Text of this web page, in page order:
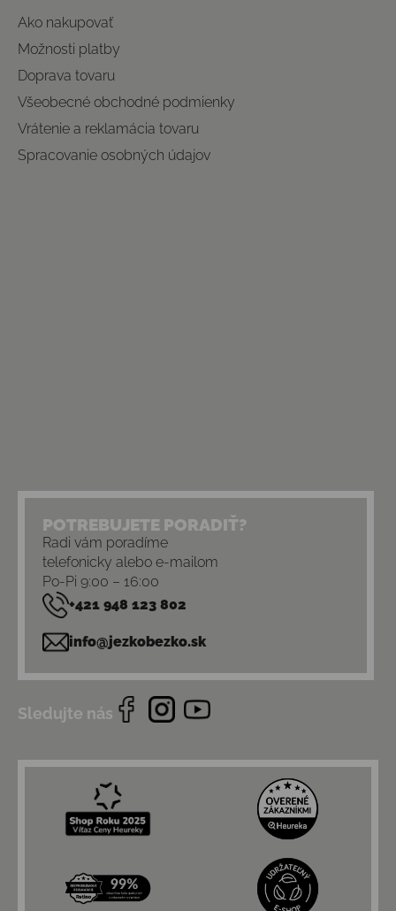
Ako nakupovať
Možnosti platby
Doprava tovaru
Všeobecné obchodné podmienky
Vrátenie a reklamácia tovaru
Spracovanie osobných údajov
POTREBUJETE PORADIŤ?
Radi vám poradíme
telefonicky alebo e-mailom
Po-Pi 9:00 – 16:00
+421 948 123 802
info@jezkobezko.sk
Sledujte nás